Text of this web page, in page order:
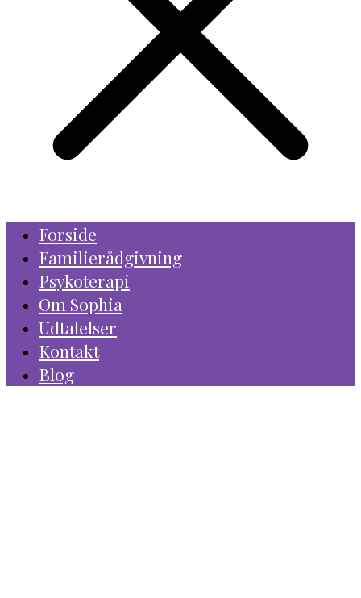
Forside
Familierådgivning
Psykoterapi
Om Sophia
Udtalelser
Kontakt
Blog